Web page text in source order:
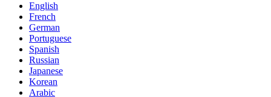
English
French
German
Portuguese
Spanish
Russian
Japanese
Korean
Arabic